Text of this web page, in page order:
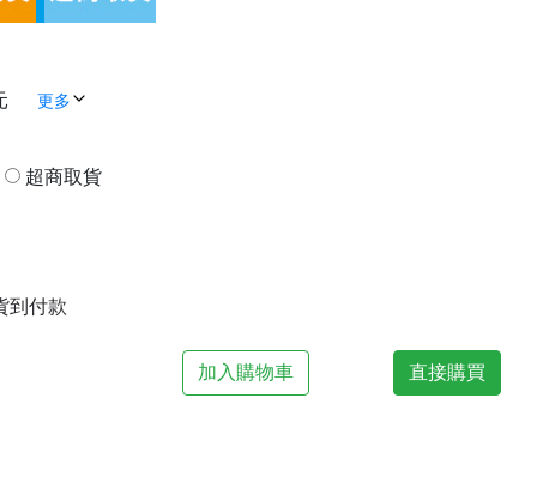
更多
超商取貨
到付款
加入購物車 直接購買